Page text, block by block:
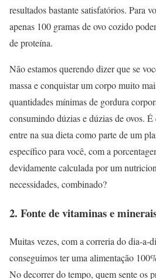
resultados bastante satisfatórios. Para
apenas 100 gramas de ovo cozido
de proteína.
Não estamos querendo dizer que se
massa e conquistar um corpo muito
quantidades mínimas de gordura
consumindo dúzias e dúzias de ovos.
entre na sua dieta como parte de um
específico para você, com a
devidamente calculada por um
necessidades, combinado?
2. Fonte de vitaminas e
Muitas vezes, com a correria do dia-a-
conseguimos ter uma alimentação
No decorrer do tempo, quem sente os